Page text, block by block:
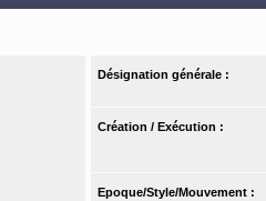
Désignation générale :
Création / Exécution :
Epoque/Style/Mouvement :